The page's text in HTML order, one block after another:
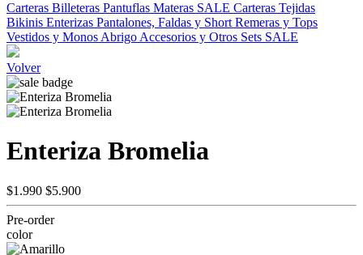
Carteras Billeteras Pantuflas Materas SALE Carteras Tejidas
Bikinis Enterizas Pantalones, Faldas y Short Remeras y Tops
Vestidos y Monos Abrigo Accesorios y Otros Sets SALE
Volver
Enteriza Bromelia
$1.990 $5.900
Pre-order
color